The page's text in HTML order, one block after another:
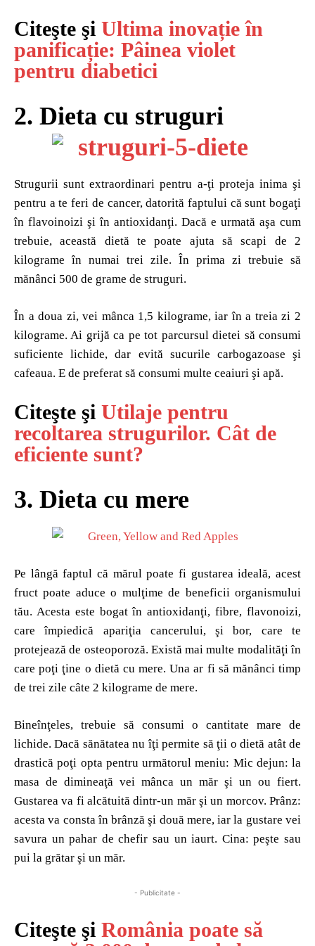
Citeşte şi Ultima inovație în
panificație: Pâinea violet
pentru diabetici
2. Dieta cu struguri
Strugurii sunt extraordinari pentru a-ţi proteja inima şi
pentru a te feri de cancer, datorită faptului că sunt bogaţi
în flavoinoizi şi în antioxidanţi. Dacă e urmată aşa cum
trebuie, această dietă te poate ajuta să scapi de 2
kilograme în numai trei zile. În prima zi trebuie să
mănânci 500 de grame de struguri.
În a doua zi, vei mânca 1,5 kilograme, iar în a treia zi 2
kilograme. Ai grijă ca pe tot parcursul dietei să consumi
suficiente lichide, dar evită sucurile carbogazoase şi
cafeaua. E de preferat să consumi multe ceaiuri şi apă.
Citeşte şi Utilaje pentru
recoltarea strugurilor. Cât de
eficiente sunt?
3. Dieta cu mere
Pe lângă faptul că mărul poate fi gustarea ideală, acest
fruct poate aduce o mulţime de beneficii organismului
tău. Acesta este bogat în antioxidanţi, fibre, flavonoizi,
care împiedică apariţia cancerului, şi bor, care te
protejează de osteoporoză. Există mai multe modalităţi în
care poţi ţine o dietă cu mere. Una ar fi să mănânci timp
de trei zile câte 2 kilograme de mere.
Bineînţeles, trebuie să consumi o cantitate mare de
lichide. Dacă sănătatea nu îţi permite să ţii o dietă atât de
drastică poţi opta pentru următorul meniu: Mic dejun: la
masa de dimineaţă vei mânca un măr şi un ou fiert.
Gustarea va fi alcătuită dintr-un măr şi un morcov. Prânz:
acesta va consta în brânză şi două mere, iar la gustare vei
savura un pahar de chefir sau un iaurt. Cina: peşte sau
pui la grătar şi un măr.
- Publicitate -
Citeşte şi România poate să